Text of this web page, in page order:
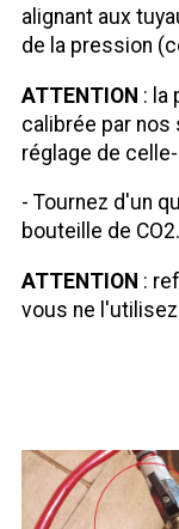
alignant aux
de la pression
ATTENTION : la
calibrée par nos
réglage de
- Tournez d'un
bouteille de CO2.
ATTENTION :
vous ne